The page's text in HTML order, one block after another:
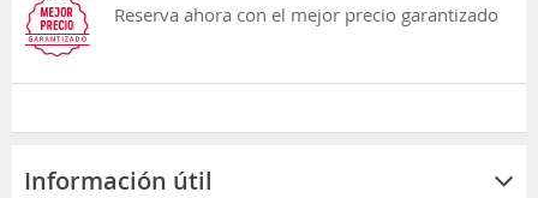
Reserva ahora con el mejor precio garantizado
Información útil